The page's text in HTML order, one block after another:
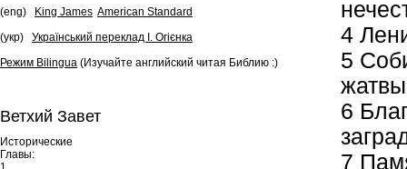
(eng)
King James American Standard
(укр)
Український переклад І. Огієнка
Режим Bilingua (Изучайте английский читая Библию :)
Ветхий Завет
Исторические
Главы:
4
5
6
7